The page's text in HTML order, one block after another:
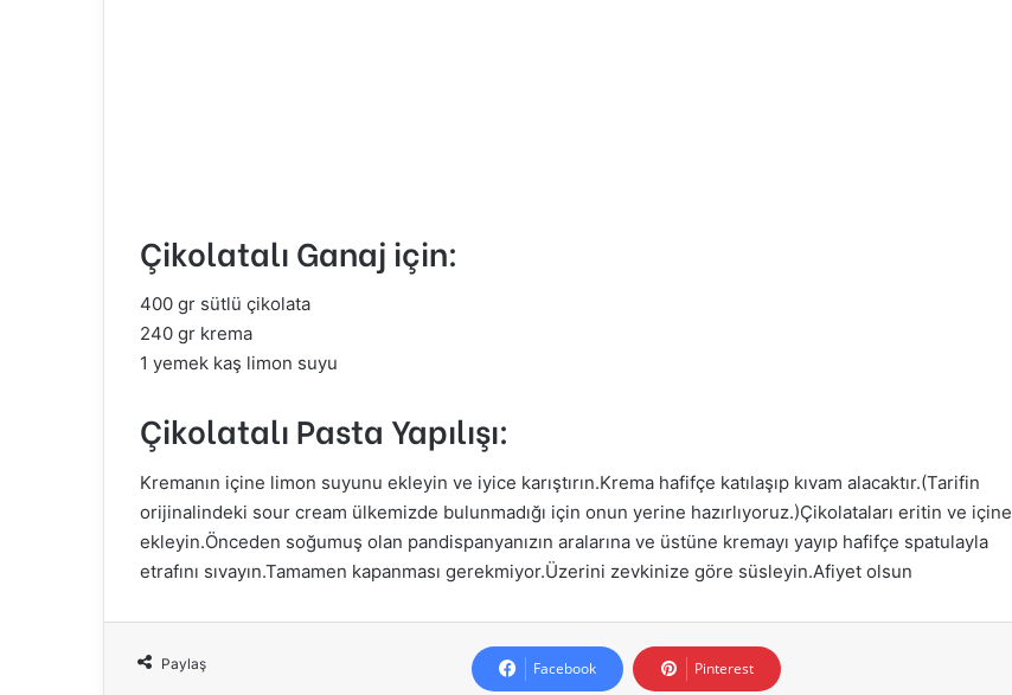
Çikolatalı Ganaj için:
400 gr sütlü çikolata
240 gr krema
1 yemek kaş limon suyu
Çikolatalı Pasta Yapılışı:
Kremanın içine limon suyunu ekleyin ve iyice karıştırın.Krema hafifçe katılaşıp kıvam alacaktır.(Tarifin
orijinalindeki sour cream ülkemizde bulunmadığı için onun yerine hazırlıyoruz.)Çikolataları eritin ve içine
ekleyin.Önceden soğumuş olan pandispanyanızın aralarına ve üstüne kremayı yayıp hafifçe spatulayla
etrafını sıvayın.Tamamen kapanması gerekmiyor.Üzerini zevkinize göre süsleyin.Afiyet olsun
Paylaş Facebook Pinterest